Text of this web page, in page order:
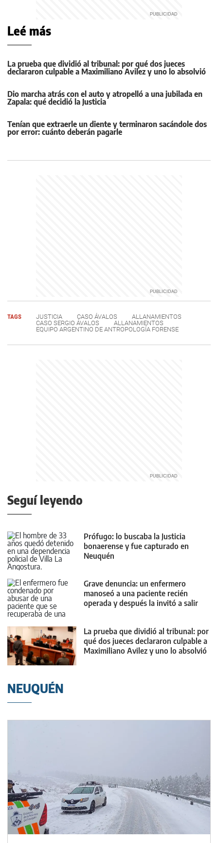
Leé más
La prueba que dividió al tribunal: por qué dos jueces
declararon culpable a Maximiliano Avilez y uno lo absolvió
Dio marcha atrás con el auto y atropelló a una jubilada en
Zapala: qué decidió la Justicia
Tenían que extraerle un diente y terminaron sacándole dos
por error: cuánto deberán pagarle
TAGS JUSTICIA CASO ÁVALOS
ALLANAMIENTOS
CASO SERGIO ÁVALOS
ALLANAMIENTOS
EQUIPO ARGENTINO DE ANTROPOLOGÍA FORENSE
Seguí leyendo
Prófugo: lo buscaba la Justicia
bonaerense y fue capturado en
Neuquén
Grave denuncia: un enfermero
manoseó a una paciente recién
operada y después la invitó a salir
La prueba que dividió al tribunal: por
qué dos jueces declararon culpable a
Maximiliano Avilez y uno lo absolvió
NEUQUÉN